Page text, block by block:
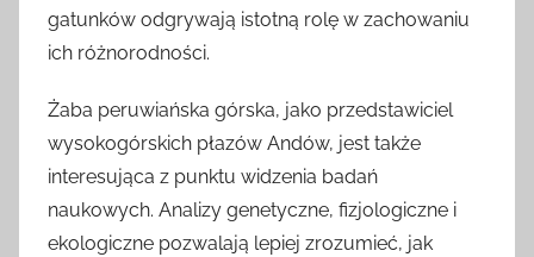
gatunków odgrywają istotną rolę w zachowaniu
ich różnorodności.
Żaba peruwiańska górska, jako przedstawiciel
wysokogórskich płazów Andów, jest także
interesująca z punktu widzenia badań
naukowych. Analizy genetyczne, fizjologiczne i
ekologiczne pozwalają lepiej zrozumieć, jak